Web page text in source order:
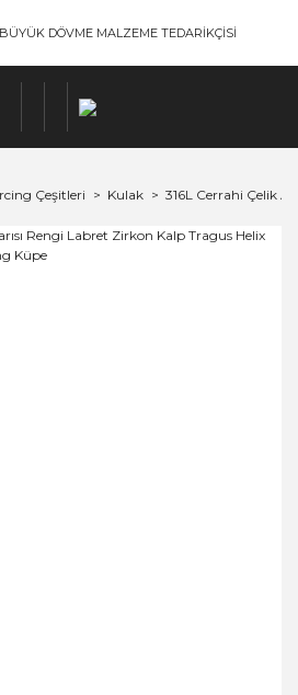
DÖVME MALZEME TEDARİKÇİSİ
Çeşitleri Kulak 316L Cerrahi Çelik